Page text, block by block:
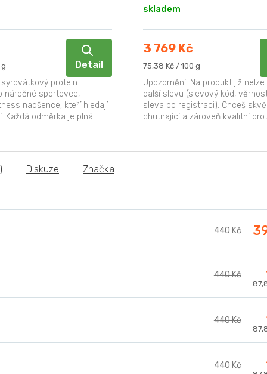
Detail
protein
náročné sportovce,
nadšence, kteří hledají
Každá odměrka je plná
skladem
3 769 Kč
Měrná
75,38 Kč / 100 g
Upozornění: Na produkt již
další slevu (slevový kód,
sleva po registraci). Chceš
chutnající a zároveň kvalitní
Diskuze Značka
440 Kč
440 Kč
440 Kč
440 Kč